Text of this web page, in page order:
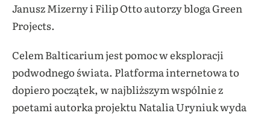
Janusz Mizerny i Filip Otto autorzy bloga Green
Projects.
Celem Balticarium jest pomoc w eksploracji
podwodnego świata. Platforma internetowa to
dopiero początek, w najbliższym wspólnie z
poetami autorka projektu Natalia Uryniuk wyda